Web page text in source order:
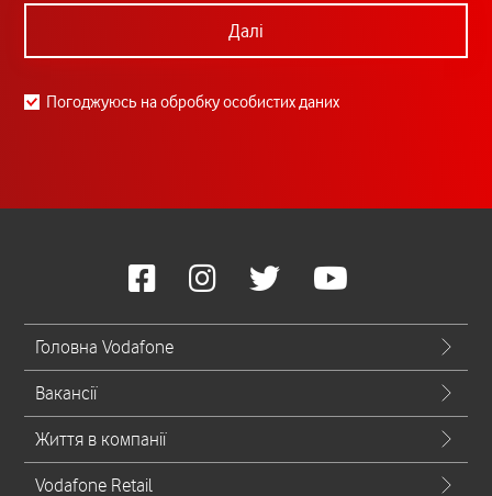
Далі
Погоджуюсь на обробку особистих даних
Головна Vodafone
Вакансії
Життя в компанії
Vodafone Retail